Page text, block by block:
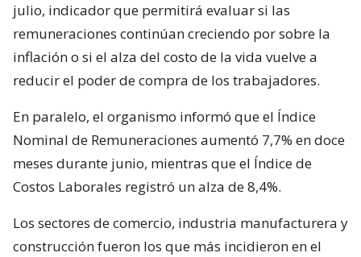
julio, indicador que permitirá evaluar si las
remuneraciones continúan creciendo por sobre la
inflación o si el alza del costo de la vida vuelve a
reducir el poder de compra de los trabajadores.
En paralelo, el organismo informó que el Índice
Nominal de Remuneraciones aumentó 7,7% en doce
meses durante junio, mientras que el Índice de
Costos Laborales registró un alza de 8,4%.
Los sectores de comercio, industria manufacturera y
construcción fueron los que más incidieron en el